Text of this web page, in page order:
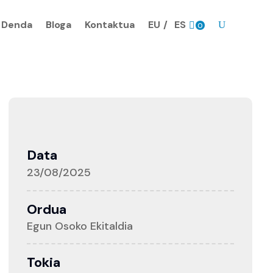
Denda Bloga Kontaktua EU ES
0
Data
23/08/2025
Ordua
Egun Osoko Ekitaldia
Tokia